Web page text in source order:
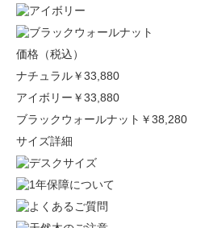
価格（税込）
ナチュラル￥33,880
アイボリー ￥33,880
ブラックウォールナット ￥38,280
サイズ詳細